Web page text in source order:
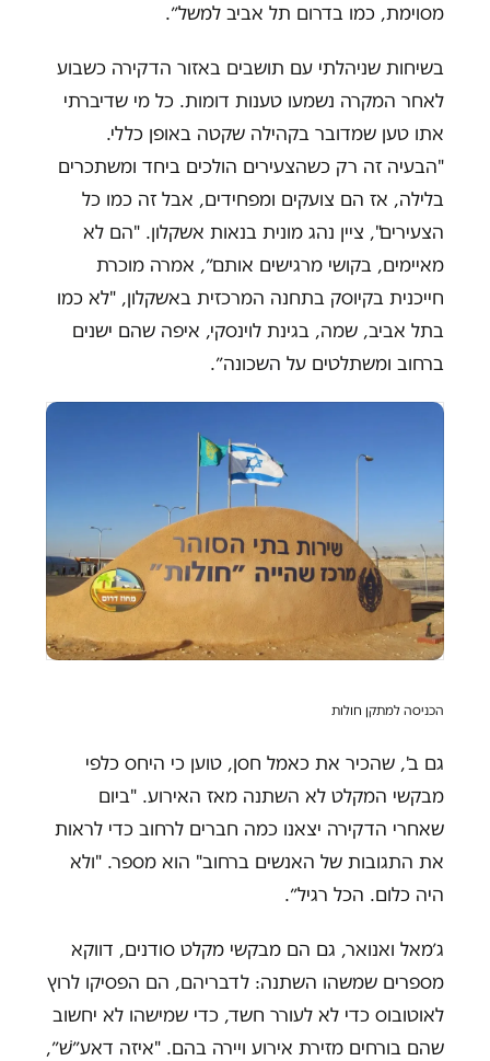
מסוימת, כמו בדרום תל אביב למשל״.
בשיחות שניהלתי עם תושבים באזור הדקירה כשבוע
לאחר המקרה נשמעו טענות דומות. כל מי שדיברתי
אתו טען שמדובר בקהילה שקטה באופן כללי.
"הבעיה זה רק כשהצעירים הולכים ביחד ומשתכרים
בלילה, אז הם צועקים ומפחידים, אבל זה כמו כל
הצעירים", ציין נהג מונית בנאות אשקלון. "הם לא
מאיימים, בקושי מרגישים אותם״, אמרה מוכרת
חייכנית בקיוסק בתחנה המרכזית באשקלון, "לא כמו
בתל אביב, שמה, בגינת לוינסקי, איפה שהם ישנים
ברחוב ומשתלטים על השכונה״.
הכניסה למתקן חולות
גם ב', שהכיר את כאמל חסן, טוען כי היחס כלפי
מבקשי המקלט לא השתנה מאז האירוע. "ביום
שאחרי הדקירה יצאנו כמה חברים לרחוב כדי לראות
את התגובות של האנשים ברחוב" הוא מספר. "ולא
היה כלום. הכל רגיל״.
ג׳מאל ואנואר, גם הם מבקשי מקלט סודנים, דווקא
מספרים שמשהו השתנה: לדבריהם, הם הפסיקו לרוץ
לאוטובוס כדי לא לעורר חשד, כדי שמישהו לא יחשוב
שהם בורחים מזירת אירוע ויירה בהם. "איזה דאע״שׁ״,